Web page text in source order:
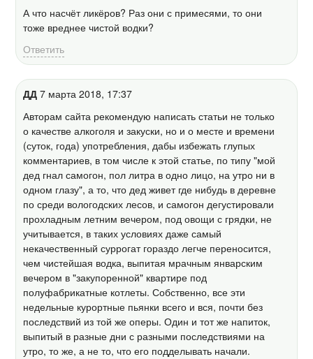
А что насчёт ликёров? Раз они с примесями, то они
тоже вреднее чистой водки?
Ответить
ДД 7 марта 2018, 17:37
Авторам сайта рекомендую написать статьи не только
о качестве алкоголя и закуски, но и о месте и времени
(суток, года) употребления, дабы избежать глупых
комментариев, в том числе к этой статье, по типу "мой
дед гнал самогон, пол литра в одно лицо, на утро ни в
одном глазу", а то, что дед живет где нибудь в деревне
по среди вологодских лесов, и самогон дегустировали
прохладным летним вечером, под овощи с грядки, не
учитывается, в таких условиях даже самый
некачественный суррогат гораздо легче переносится,
чем чистейшая водка, выпитая мрачным январским
вечером в "закупоренной" квартире под
полуфабрикатные котлеты. Собственно, все эти
недельные курортные пьянки всего и вся, почти без
последствий из той же оперы. Один и тот же напиток,
выпитый в разные дни с разными последствиями на
утро, то же, а не то, что его подделывать начали.